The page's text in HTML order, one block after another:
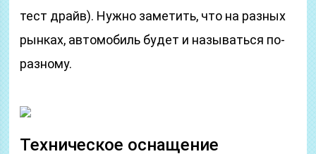
тест драйв). Нужно заметить, что на разных
рынках, автомобиль будет и называться по-
разному.
Техническое оснащение